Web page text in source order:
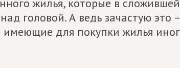
жилья, которые в
головой. А ведь зачастую это
для покупки жилья